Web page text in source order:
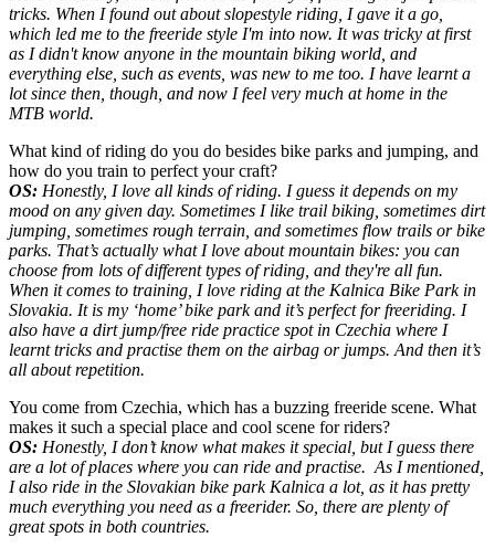
tricks. When I found out about slopestyle riding, I gave it a go,
which led me to the freeride style I'm into now. It was tricky at first
as I didn't know anyone in the mountain biking world, and
everything else, such as events, was new to me too. I have learnt a
lot since then, though, and now I feel very much at home in the
MTB world.
What kind of riding do you do besides bike parks and jumping, and
how do you train to perfect your craft?
OS: Honestly, I love all kinds of riding. I guess it depends on my
mood on any given day. Sometimes I like trail biking, sometimes dirt
jumping, sometimes rough terrain, and sometimes flow trails or bike
parks. That’s actually what I love about mountain bikes: you can
choose from lots of different types of riding, and they're all fun.
When it comes to training, I love riding at the Kalnica Bike Park in
Slovakia. It is my ‘home’ bike park and it’s perfect for freeriding. I
also have a dirt jump/free ride practice spot in Czechia where I
learnt tricks and practise them on the airbag or jumps. And then it’s
all about repetition.
You come from Czechia, which has a buzzing freeride scene. What
makes it such a special place and cool scene for riders?
OS: Honestly, I don’t know what makes it special, but I guess there
are a lot of places where you can ride and practise. As I mentioned,
I also ride in the Slovakian bike park Kalnica a lot, as it has pretty
much everything you need as a freerider. So, there are plenty of
great spots in both countries.